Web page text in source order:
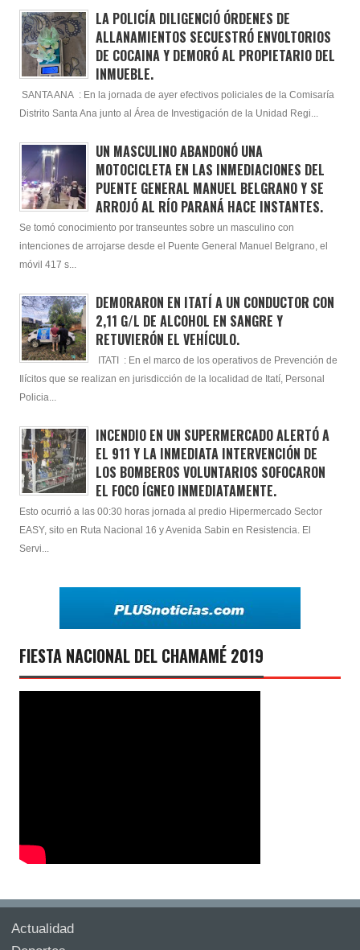
LA POLICÍA DILIGENCIÓ ÓRDENES DE
ALLANAMIENTOS SECUESTRÓ ENVOLTORIOS
DE COCAINA Y DEMORÓ AL PROPIETARIO DEL
INMUEBLE.
SANTA ANA : En la jornada de ayer efectivos policiales de la Comisaría
Distrito Santa Ana junto al Área de Investigación de la Unidad Regi...
UN MASCULINO ABANDONÓ UNA
MOTOCICLETA EN LAS INMEDIACIONES DEL
PUENTE GENERAL MANUEL BELGRANO Y SE
ARROJÓ AL RÍO PARANÁ HACE INSTANTES.
Se tomó conocimiento por transeuntes sobre un masculino con
intenciones de arrojarse desde el Puente General Manuel Belgrano, el
móvil 417 s...
DEMORARON EN ITATÍ A UN CONDUCTOR CON
2,11 G/L DE ALCOHOL EN SANGRE Y
RETUVIERÓN EL VEHÍCULO.
ITATI : En el marco de los operativos de Prevención de
Ilícitos que se realizan en jurisdicción de la localidad de Itatí, Personal
Policia...
INCENDIO EN UN SUPERMERCADO ALERTÓ A
EL 911 Y LA INMEDIATA INTERVENCIÓN DE
LOS BOMBEROS VOLUNTARIOS SOFOCARON
EL FOCO ÍGNEO INMEDIATAMENTE.
Esto ocurrió a las 00:30 horas jornada al predio Hipermercado Sector
EASY, sito en Ruta Nacional 16 y Avenida Sabin en Resistencia. El
Servi...
FIESTA NACIONAL DEL CHAMAMÉ 2019
Actualidad